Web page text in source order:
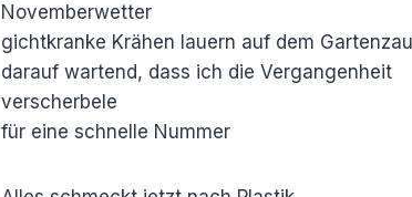
Novemberwetter
gichtkranke Krähen lauern auf dem
darauf wartend, dass ich die Vergangenheit
verscherbele
für eine schnelle Nummer